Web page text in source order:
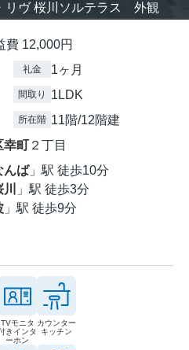
リヴ 桜川ソルテラス 外観
12,000円
礼金 1ヶ月
間取り 1LDK
所在階 11階/12階建
幸町 ２丁目
んば」駅 徒歩10分
」駅 徒歩3分
」駅 徒歩9分
TVモニタ
きインタ
ーホン
カウンター
キッチン